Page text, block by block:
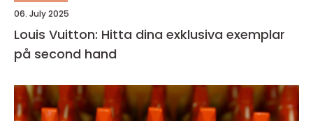
06. July 2025
Louis Vuitton: Hitta dina exklusiva exemplar
på second hand